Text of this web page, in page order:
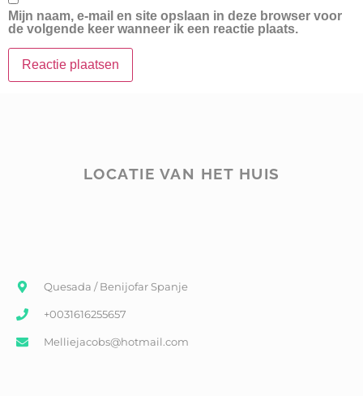
Mijn naam, e-mail en site opslaan in deze browser voor
de volgende keer wanneer ik een reactie plaats.
LOCATIE VAN HET HUIS
Quesada / Benijofar Spanje
+0031616255657
Melliejacobs@hotmail.com